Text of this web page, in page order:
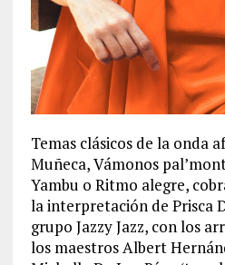
Temas clásicos de la onda
Muñeca, Vámonos
Yambu o Ritmo alegre,
la interpretación de Prisca
grupo Jazzy Jazz, con los
los maestros Albert